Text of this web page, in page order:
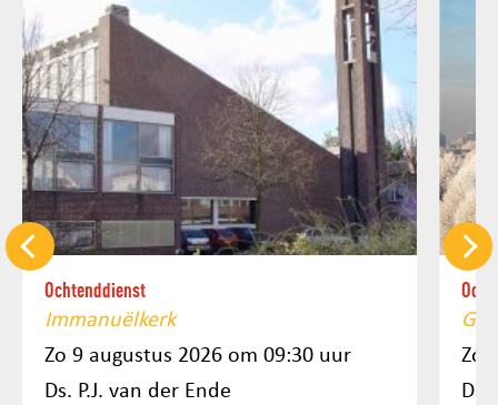
Ochtenddienst
Immanuëlkerk
Zo 9 augustus 2026 om 09:30 uur
Ds. P.J. van der Ende
Zo
Ds.